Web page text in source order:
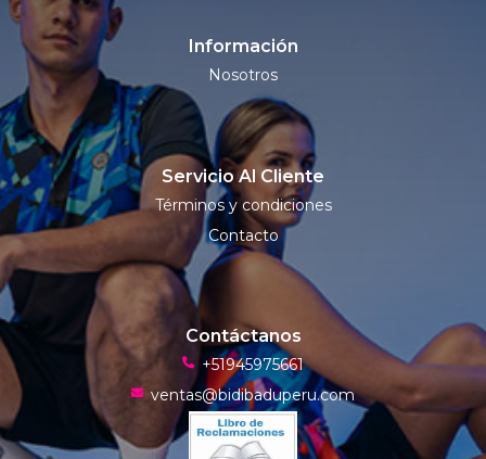
Información
Nosotros
Servicio Al Cliente
Términos y condiciones
Contacto
Contáctanos
+51945975661
ventas@bidibaduperu.com